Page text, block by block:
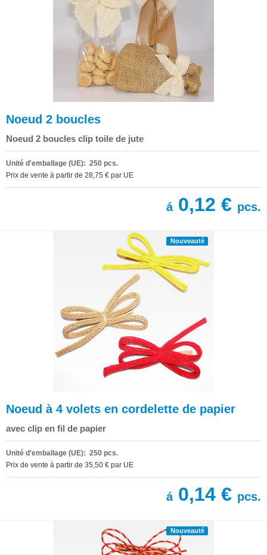
Noeud 2 boucles
Noeud 2 boucles clip toile de jute
Unité d'emballage (UE): 250 pcs.
Prix de vente à partir de 28,75 € par UE
á0,12 € pcs.
Nouveauté
Noeud à 4 volets en cordelette de papier
avec clip en fil de papier
Unité d'emballage (UE): 250 pcs.
Prix de vente à partir de 35,50 € par UE
á0,14 € pcs.
Nouveauté